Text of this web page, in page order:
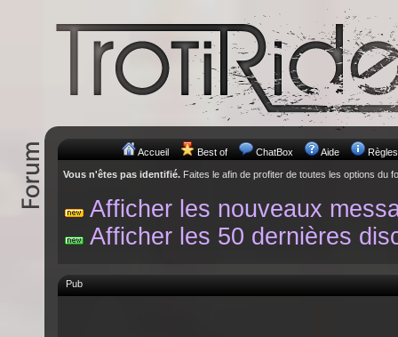
Accueil Best of ChatBox Aide Règles
Vous n'êtes pas identifié. Faites le afin de profiter de toutes les options du
Afficher les nouveaux
Afficher les 50 dernières
Pub